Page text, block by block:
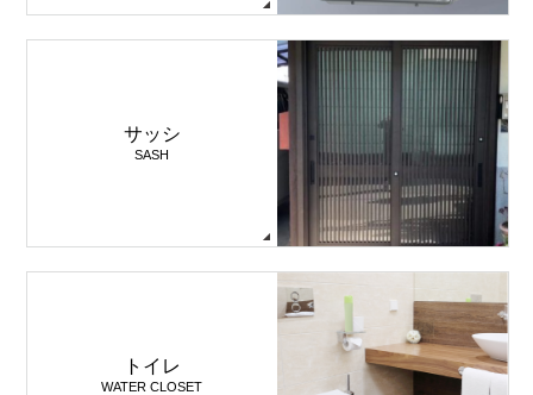
サッシ
SASH
トイレ
WATER CLOSET